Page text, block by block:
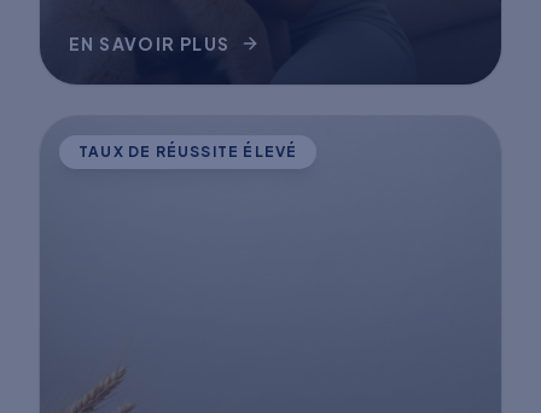
EN SAVOIR PLUS
TAUX DE RÉUSSITE ÉLEVÉ